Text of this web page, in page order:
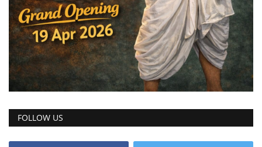
FOLLOW US